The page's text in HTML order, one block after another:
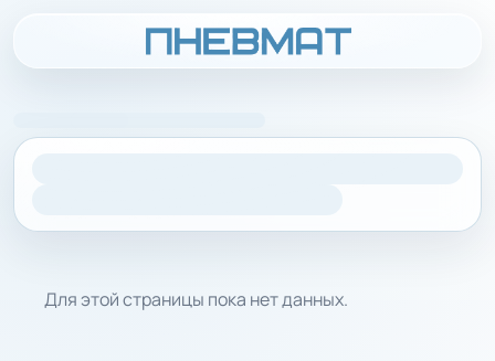
Для этой страницы пока нет данных.